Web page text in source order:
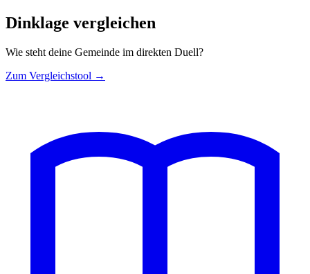
Dinklage vergleichen
Wie steht deine Gemeinde im direkten Duell?
Zum Vergleichstool →